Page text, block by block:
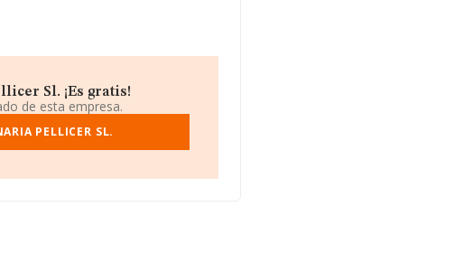
Sl. ¡Es gratis!
de esta empresa.
PELLICER SL.